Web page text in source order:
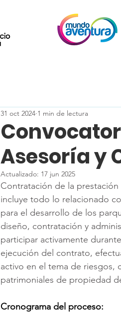
Asesoría y
31 oct 2024 1 min de lectura
Actualizado: 17 jun 2025
Contratación de la
incluye todo lo relacionado
para el desarrollo de los
diseño, contratación y
participar activamente
ejecución del contrato,
activo en el tema de riesgos,
patrimoniales de propiedad
Cronograma del proceso: